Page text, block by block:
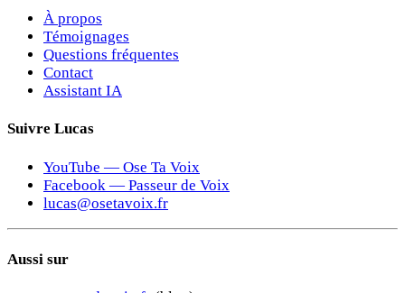
À propos
Témoignages
Questions fréquentes
Contact
Assistant IA
Suivre Lucas
YouTube — Ose Ta Voix
Facebook — Passeur de Voix
lucas@osetavoix.fr
Aussi sur